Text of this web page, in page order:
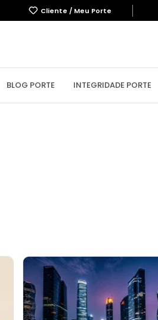
Cliente / Meu Porte
BLOG PORTE INTEGRIDADE PORTE